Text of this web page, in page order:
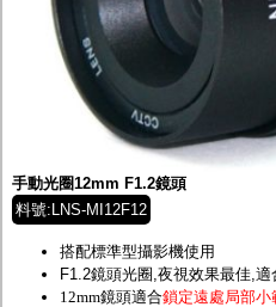
手動光圈12mm F1.2鏡頭
料號:LNS-MI12F12
搭配標準型攝影機使用
F1.2鏡頭光圈,夜視效果最佳,適
12mm鏡頭適合鎖定遠處局部小